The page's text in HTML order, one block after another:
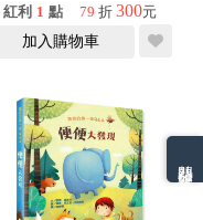
紅利 1 點 79 折 300元
加入購物車